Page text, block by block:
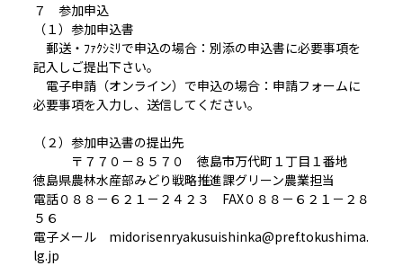
７ 参加申込
（１）参加申込書
郵送・ﾌｧｸｼﾐﾘで申込の場合：別添の申込書に必要事項を
記入しご提出下さい。
電子申請（オンライン）で申込の場合：申請フォームに
必要事項を入力し、送信してください。
（２）参加申込書の提出先
〒７７０－８５７０ 徳島市万代町１丁目１番地
徳島県農林水産部みどり戦略推進課グリーン農業担当
電話０８８－６２１－２４２３ FAX０８８－６２１－２８
５６
電子メール midorisenryakusuishinka@pref.tokushima.
lg.jp